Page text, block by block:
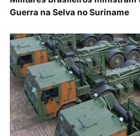
Guerra na Selva no Suriname